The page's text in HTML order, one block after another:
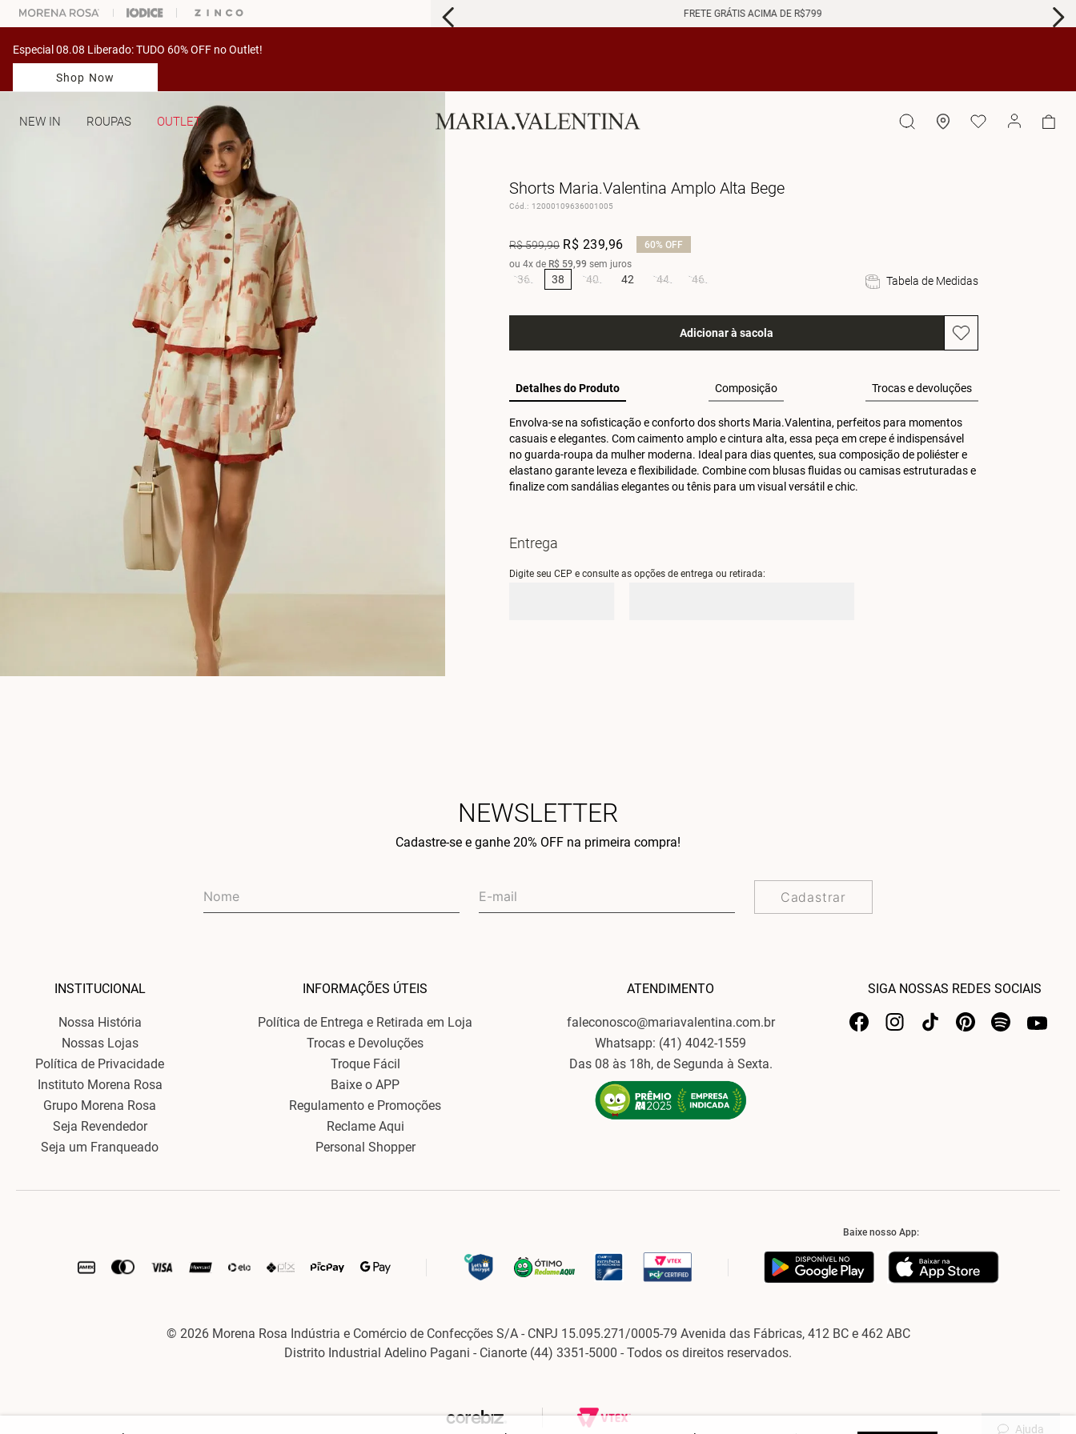
Ajuda
ESCOLHER SEU LOOK? FALE COM NOSSA PERSONAL SHOPPER. FRETE GRÁTIS ACIMA DE R$799
Especial 08.08 Liberado: TUDO 60% OFF no Outlet!
Shop Now
NEW IN ROUPAS OUTLET
Shorts Maria.Valentina Amplo Alta Bege
Cód. : 12000109636001005
R$599,90 R$ 239,96 60% OFF
ou 4x de R$ 59,99 sem juros
36 38 40 42 44 46 Tabela de Medidas
Adicionar à sacola
Detalhes do Produto Composição Trocas e devoluções
Envolva-se na sofisticação e conforto dos shorts Maria.Valentina, perfeitos para momentos
casuais e elegantes. Com caimento amplo e cintura alta, essa peça em crepe é indispensável
no guarda-roupa da mulher moderna. Ideal para dias quentes, sua composição de poliéster e
elastano garante leveza e flexibilidade. Combine com blusas fluidas ou camisas estruturadas e
finalize com sandálias elegantes ou tênis para um visual versátil e chic.
Entrega
Digite seu CEP e consulte as opções de entrega ou retirada:
NEWSLETTER
Cadastre-se e ganhe 20% OFF na primeira compra!
Cadastrar
INSTITUCIONAL
Nossa História
Nossas Lojas
Política de Privacidade
Instituto Morena Rosa
Grupo Morena Rosa
Seja Revendedor
Seja um Franqueado
INFORMAÇÕES ÚTEIS
Política de Entrega e Retirada em Loja
Trocas e Devoluções
Troque Fácil
Baixe o APP
Regulamento e Promoções
Reclame Aqui
Personal Shopper
ATENDIMENTO
faleconosco@mariavalentina.com.br
Whatsapp: (41) 4042-1559
Das 08 às 18h, de Segunda à Sexta.
SIGA NOSSAS REDES SOCIAIS
Baixe nosso App:
© 2026 Morena Rosa Indústria e Comércio de Confecções S/A - CNPJ 15.095.271/0005-79 Avenida das Fábricas, 412 BC e 462 ABC
Distrito Industrial Adelino Pagani - Cianorte (44) 3351-5000 - Todos os direitos reservados.